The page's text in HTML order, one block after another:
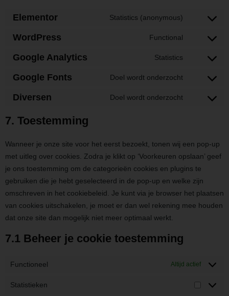
Elementor Statistics (anonymous)
WordPress Functional
Google Analytics Statistics
Google Fonts Doel wordt onderzocht
Diversen Doel wordt onderzocht
7. Toestemming
Wanneer je onze site voor het eerst bezoekt, tonen wij een pop-up
met uitleg over cookies. Zodra je klikt op ‘Voorkeuren opslaan’ geef
je ons toestemming om de categorieën cookies en plugins te
gebruiken die je hebt geselecteerd in de pop-up en welke zijn
omschreven in het cookiebeleid. Je kunt via je browser het plaatsen
van cookies uitschakelen, je moet er dan wel rekening mee houden
dat onze site dan mogelijk niet meer optimaal werkt.
7.1 Beheer je cookie toestemming
Functioneel Altijd actief
Statistieken